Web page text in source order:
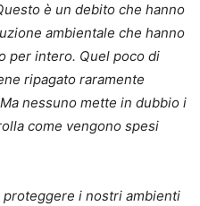
è un debito che hanno
ambientale che hanno
per intero. Quel poco di
ripagato raramente
nessuno mette in dubbio i
come vengono spesi
i nostri ambienti